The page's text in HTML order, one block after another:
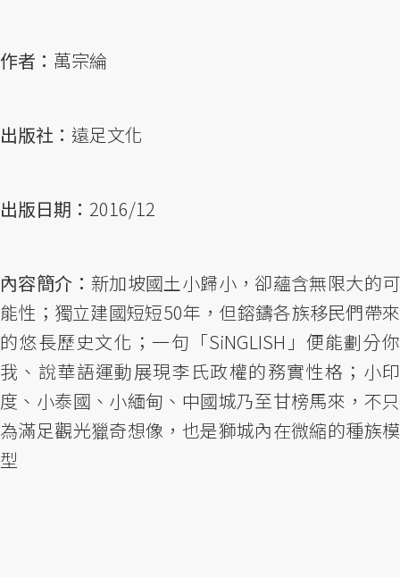
作者： 萬宗綸
出版社： 遠足文化
出版日期： 2016/12
內容簡介： 新加坡國土小歸小，卻蘊含無限大的可
能性；獨立建國短短50年，但鎔鑄各族移民們帶來
的悠長歷史文化；一句「SiNGLISH」便能劃分你
我、說華語運動展現李氏政權的務實性格；小印
度、小泰國、小緬甸、中國城乃至甘榜馬來，不只
為滿足觀光獵奇想像，也是獅城內在微縮的種族模
型